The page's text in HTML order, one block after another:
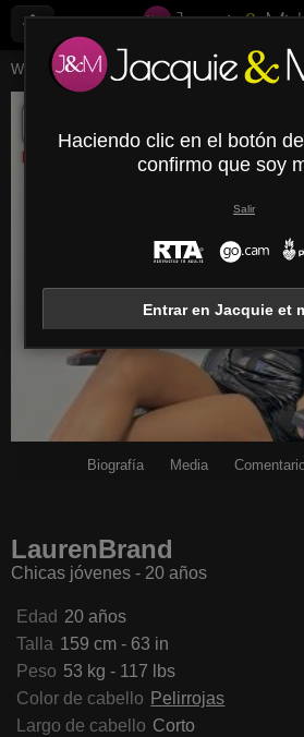
Webcams en vivo Chicas jóvenes
Desconectado
Biografía Media
LaurenBrand
Chicas jóvenes - 20 años
Edad 20 años
Talla 159 cm - 63 in
Peso 53 kg - 117 lbs
Color de cabello Pelirrojas
Largo de cabello Corto
Haciendo clic en el botón
confirmo que soy
Salir
Entrar en Jacquie et